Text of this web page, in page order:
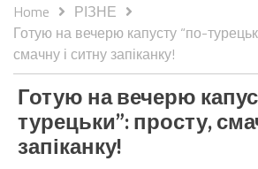
Home
РІЗНЕ
Готую на вечерю капусту “по-
смачну і ситну запіканку!
Готую на вечерю
турецьки”: просту,
запіканку!